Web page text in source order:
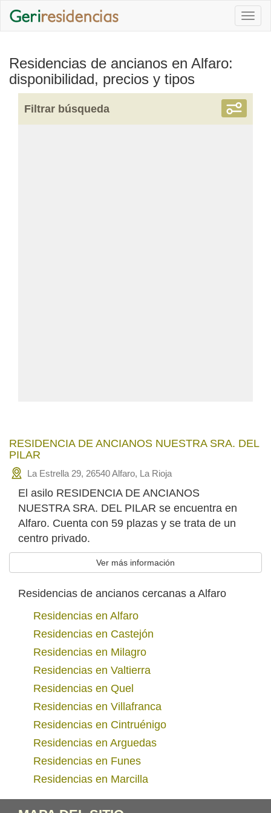
Residencias de ancianos en Alfaro:
disponibilidad, precios y tipos
Filtrar búsqueda
RESIDENCIA DE ANCIANOS NUESTRA SRA. DEL
PILAR
La Estrella 29, 26540 Alfaro, La Rioja
El asilo RESIDENCIA DE ANCIANOS
NUESTRA SRA. DEL PILAR se encuentra en
Alfaro. Cuenta con 59 plazas y se trata de un
centro privado.
Ver más información
Residencias de ancianos cercanas a Alfaro
Residencias en Alfaro
Residencias en Castejón
Residencias en Milagro
Residencias en Valtierra
Residencias en Quel
Residencias en Villafranca
Residencias en Cintruénigo
Residencias en Arguedas
Residencias en Funes
Residencias en Marcilla